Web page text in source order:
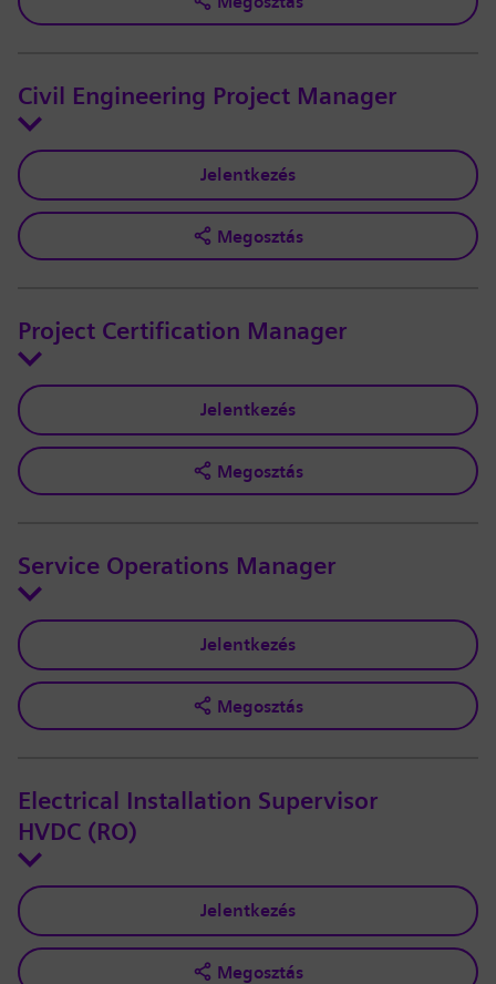
Civil Engineering Project Manager
Jelentkezés
Megosztás
Project Certification Manager
Jelentkezés
Megosztás
Service Operations Manager
Jelentkezés
Megosztás
Electrical Installation Supervisor
HVDC (RO)
Jelentkezés
Megosztás